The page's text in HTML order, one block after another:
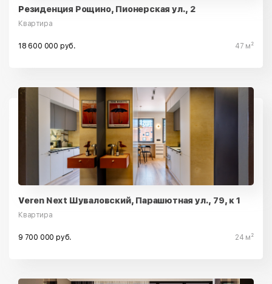
Резиденция Рощино, Пионерская ул., 2
Квартира
18 600 000 руб. 47 м²
Veren Next Шуваловский, Парашютная ул., 79, к 1
Квартира
9 700 000 руб. 24 м²